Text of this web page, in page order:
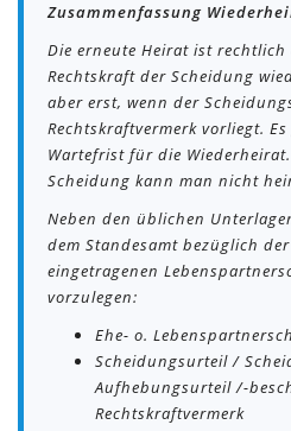
Zusammenfassung
Die erneute Heirat ist rechtlich
Rechtskraft der Scheidung
aber erst, wenn der
Rechtskraftvermerk vorliegt.
Wartefrist für die
Scheidung kann man nicht
Neben den üblichen
dem Standesamt bezüglich
eingetragenen
vorzulegen:
Ehe- o.
Scheidungsurteil /
Aufhebungsurteil /-
Rechtskraftvermerk